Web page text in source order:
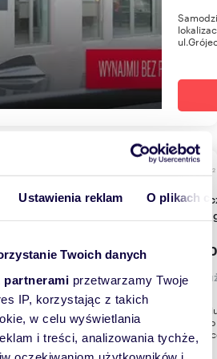
Ustawienia reklam O plikach
Twoich danych
partnerami przetwarzamy Twoje
IP, korzystając z takich
w celu wyświetlania
i treści, analizowania tychże,
2
Nowoczesne biuro 60 m2 z klimatyzacją i
5
lokal
Lokal